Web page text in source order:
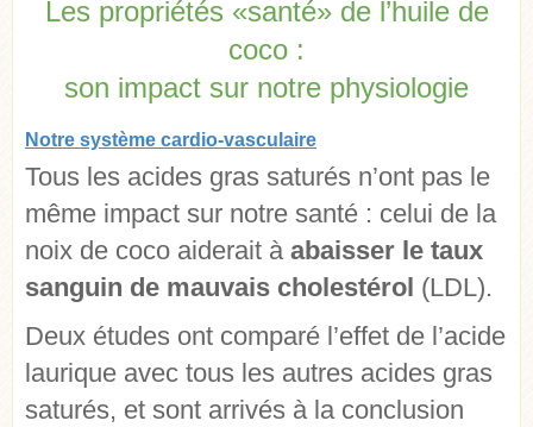
Les propriétés «santé» de l’huile de
coco :
son impact sur notre physiologie
Notre système cardio-vasculaire
Tous les acides gras saturés n’ont pas le
même impact sur notre santé : celui de la
noix de coco aiderait à abaisser le taux
sanguin de mauvais cholestérol (LDL).
Deux études ont comparé l’effet de l’acide
laurique avec tous les autres acides gras
saturés, et sont arrivés à la conclusion